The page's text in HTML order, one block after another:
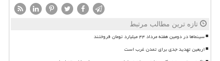
تازه ترین مطالب مرتبط
سینماها در دومین هفته مرداد ۴۴ میلیارد تومان فروختند
اربعین تهدید جدی برای تمدن غرب است